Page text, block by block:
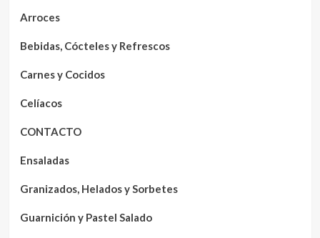
Arroces
Bebidas, Cócteles y Refrescos
Carnes y Cocidos
Celíacos
CONTACTO
Ensaladas
Granizados, Helados y Sorbetes
Guarnición y Pastel Salado